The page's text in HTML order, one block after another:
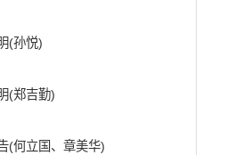
(孙悦)
(郑吉勤)
(何立国、章美华)